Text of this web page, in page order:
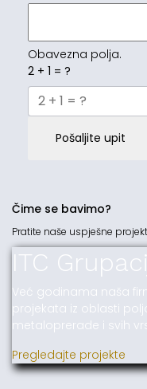
Obavezna polja.
2 + 1 = ?
Pošaljite upit
Čime se bavimo?
Pratite naše uspješne
ITC
Već godinama naša
projekata iz oblasti
metaloprerade i svih
Pregledajte projekte